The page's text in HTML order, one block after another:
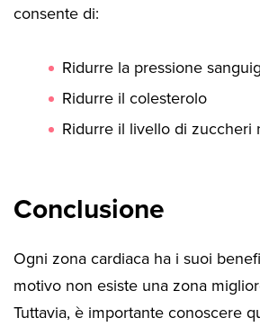
consente di:
Ridurre la pressione
Ridurre il colesterolo
Ridurre il livello di zuccheri
Conclusione
Ogni zona cardiaca ha i suoi
motivo non esiste una zona
Tuttavia, è importante conoscere